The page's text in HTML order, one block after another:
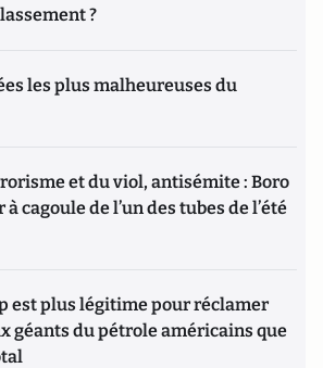
?
les plus malheureuses du
et du viol, antisémite : Boro
cagoule de l’un des tubes de l’été
est plus légitime pour réclamer
géants du pétrole américains que